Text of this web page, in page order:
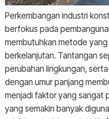
Perkembangan industri
berfokus pada
membutuhkan metode
berkelanjutan. Tantangan
perubahan lingkungan,
dengan umur panjang
menjadi faktor yang sangat
yang semakin banyak